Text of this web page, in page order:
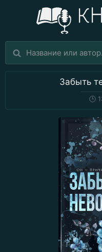
Забыть
🕒